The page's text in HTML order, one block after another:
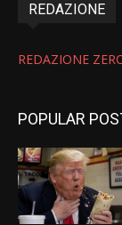
REDAZIONE
REDAZIONE
POPULAR